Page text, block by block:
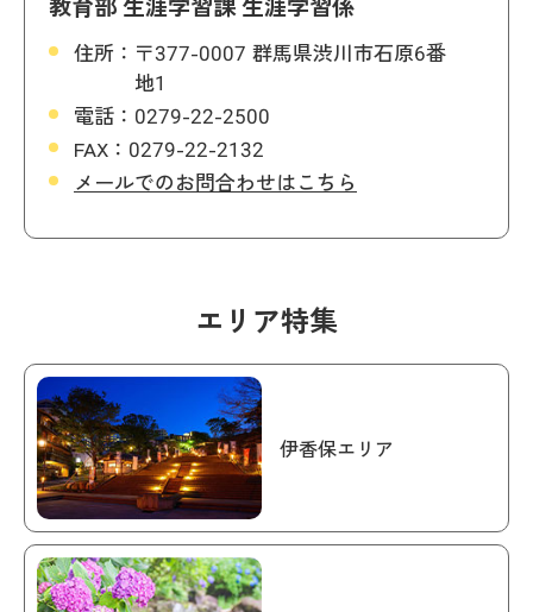
住所： 〒377-0007 群馬県渋川市石原6番
地1
電話： 0279-22-2500
FAX： 0279-22-2132
メールでのお問合わせはこちら
エリア特集
伊香保エリア